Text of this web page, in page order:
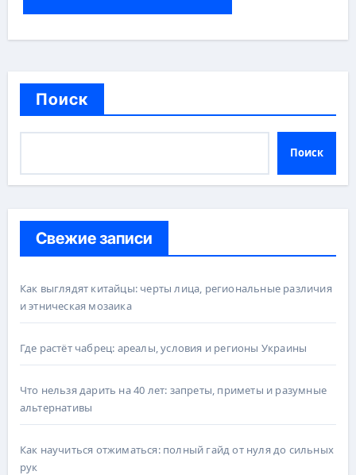
Поиск
Поиск
Свежие записи
Как выглядят китайцы: черты лица, региональные различия
и этническая мозаика
Где растёт чабрец: ареалы, условия и регионы Украины
Что нельзя дарить на 40 лет: запреты, приметы и разумные
альтернативы
Как научиться отжиматься: полный гайд от нуля до сильных
рук